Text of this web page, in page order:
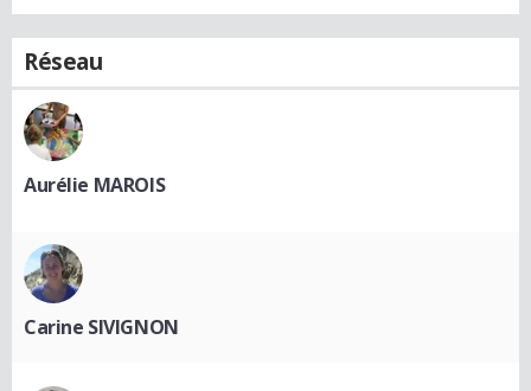
Réseau
Aurélie MAROIS
Carine SIVIGNON